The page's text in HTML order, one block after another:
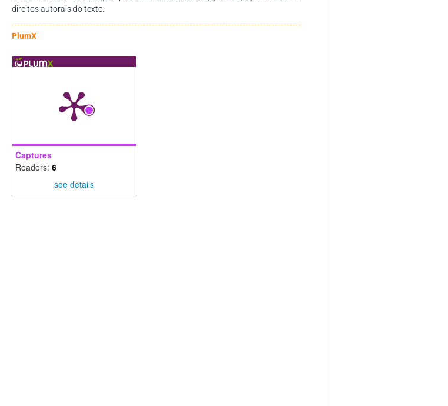
direitos autorais do texto.
PlumX
Captures
Readers: 6
see details